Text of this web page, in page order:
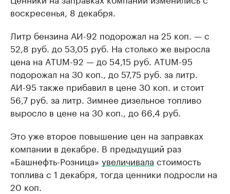
воскресенья, 8 декабря.
Литр бензина АИ-92 подорожал на 25 коп. — с
52,8 руб. до 53,05 руб. На столько же выросла
цена на ATUM-92 — до 54,15 руб. ATUM-95
подорожал на 30 коп., до 57,75 руб. за литр.
АИ-95 также прибавил в цене 30 коп. и стоит
56,7 руб. за литр. Зимнее дизельное топливо
выросло в цене на 30 коп., до 66,4 руб.
Это уже второе повышение цен на заправках
компании в декабре. В предыдущий раз
«Башнефть-Розница» увеличивала стоимость
топлива с 1 декабря, тогда ценники подросли на
20 коп.